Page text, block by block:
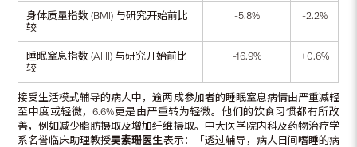
身体质量指数 (BMI) 与研究开始前比
较
-5.8% -2.2%
睡眠窒息指数 (AHI) 与研究开始前比
较
-16.9% +0.6%
接受生活模式辅导的病人中，逾两成参加者的睡眠窒息病情由严重减轻
至中度或轻微，6.6%更是由严重转为轻微。他们的饮食习惯都有所改
善，例如减少脂肪摄取及增加纤维摄取。中大医学院内科及药物治疗学
系名誉临床助理教授吴素珊医生表示：「透过辅导，病人日间嗜睡的病